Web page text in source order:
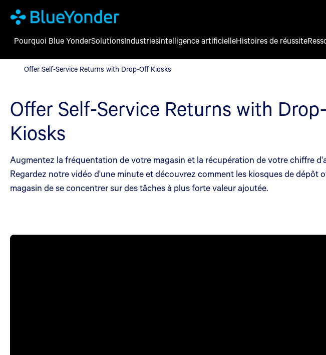
Offer Self-Service Returns with Drop-Off Kiosks
Pourquoi Blue YonderSolutionsIndustriesintelligence artificielleHistoires de réussite
Offer Self-Service Returns with Drop-Off Kiosks
Offer Self-Service Returns with
Kiosks
Augmentez la fréquentation de votre magasin et la récupération de votre chiffre
Regardez notre vidéo d'une minute et découvrez comment les kiosques de
magasin de se concentrer sur des tâches à plus forte valeur ajoutée.